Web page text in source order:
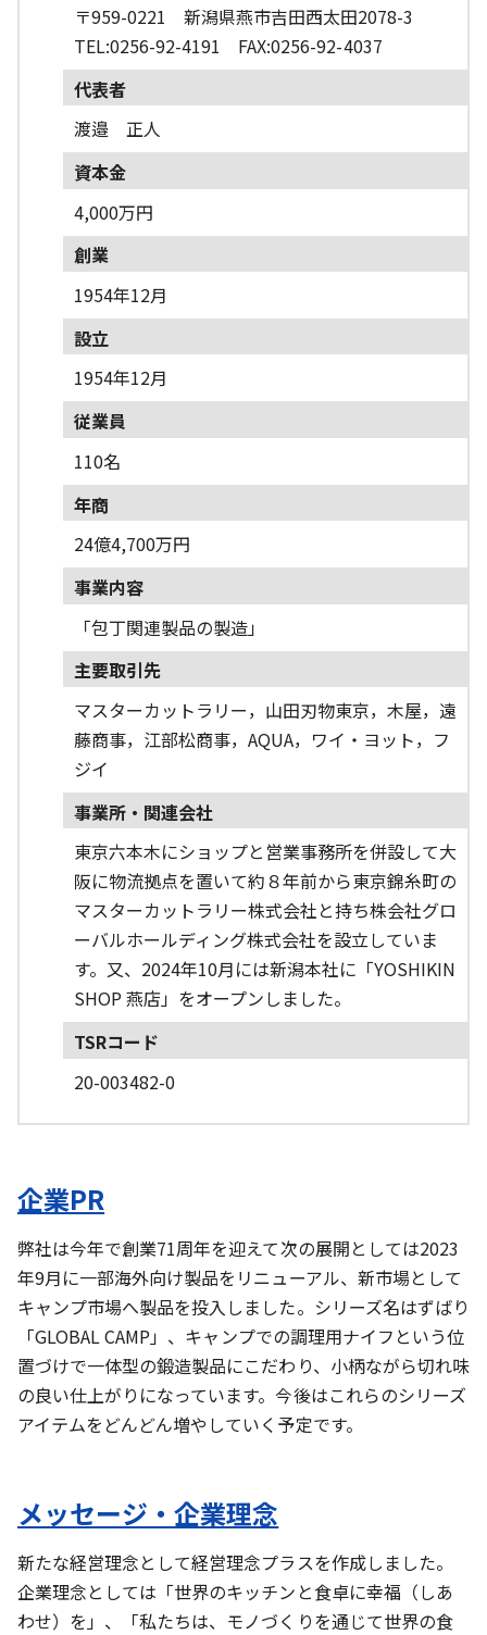
〒959-0221 新潟県燕市吉田西太田2078-3
TEL:0256-92-4191 FAX:0256-92-4037
代表者
渡邉 正人
資本金
4,000万円
創業
1954年12月
設立
1954年12月
従業員
110名
年商
24億4,700万円
事業内容
「包丁関連製品の製造」
主要取引先
マスターカットラリー，山田刃物東京，木屋，遠
藤商事，江部松商事，AQUA，ワイ・ヨット，フ
ジイ
事業所・関連会社
東京六本木にショップと営業事務所を併設して大
阪に物流拠点を置いて約８年前から東京錦糸町の
マスターカットラリー株式会社と持ち株会社グロ
ーバルホールディング株式会社を設立していま
す。又、2024年10月には新潟本社に「YOSHIKIN
SHOP 燕店」をオープンしました。
TSRコード
20-003482-0
企業PR
弊社は今年で創業71周年を迎えて次の展開としては2023
年9月に一部海外向け製品をリニューアル、新市場として
キャンプ市場へ製品を投入しました。シリーズ名はずばり
「GLOBAL CAMP」、キャンプでの調理用ナイフという位
置づけで一体型の鍛造製品にこだわり、小柄ながら切れ味
の良い仕上がりになっています。今後はこれらのシリーズ
アイテムをどんどん増やしていく予定です。
メッセージ・企業理念
新たな経営理念として経営理念プラスを作成しました。
企業理念としては「世界のキッチンと食卓に幸福（しあ
わせ）を」、「私たちは、モノづくりを通じて世界の食